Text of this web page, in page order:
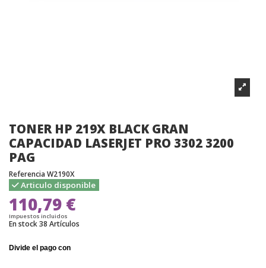
TONER HP 219X BLACK GRAN
CAPACIDAD LASERJET PRO 3302 3200
PAG
Referencia W2190X
Articulo disponible
110,79 €
Impuestos incluidos
En stock38 Artículos